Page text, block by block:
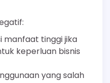
manfaat tinggi jika
keperluan bisnis
yang salah